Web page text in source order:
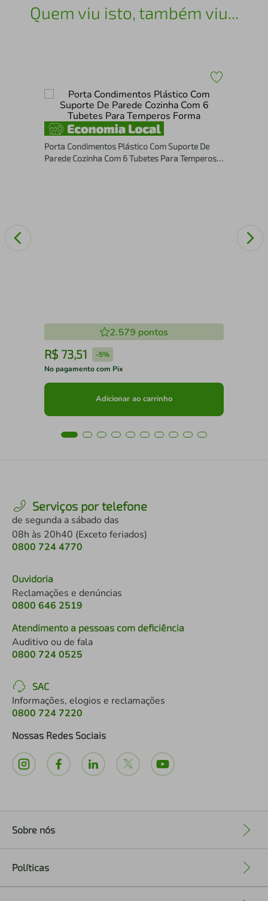
Quem viu isto, também viu...
Porta Condimentos Plástico Com Suporte De
Parede Cozinha Com 6 Tubetes Para Temperos
2.579 pontos
R$ 73,51 -5%
No pagamento com Pix
Adicionar ao carrinho
Serviços por telefone
de segunda a sábado das
08h às 20h40 (Exceto feriados)
0800 724 4770
Ouvidoria
Reclamações e denúncias
0800 646 2519
Atendimento a pessoas com deficiência
Auditivo ou de fala
0800 724 0525
SAC
Informações, elogios e reclamações
0800 724 7220
Nossas Redes Sociais
Sobre nós
Políticas